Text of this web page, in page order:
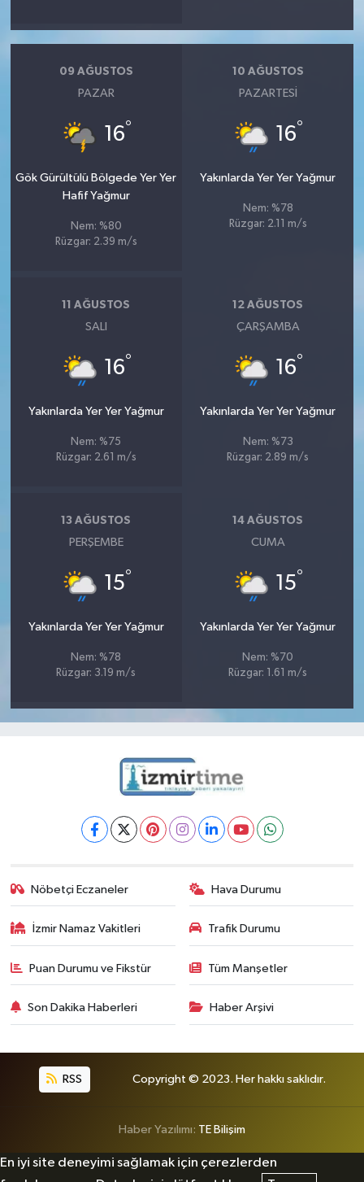
09 AĞUSTOS
PAZAR
16°
Gök Gürültülü Bölgede Yer Yer
Hafif Yağmur
Nem: %80
Rüzgar: 2.39 m/s
10 AĞUSTOS
PAZARTESI
16°
Yakınlarda Yer Yer Yağmur
Nem: %78
Rüzgar: 2.11 m/s
11 AĞUSTOS
SALI
16°
Yakınlarda Yer Yer Yağmur
Nem: %75
Rüzgar: 2.61 m/s
12 AĞUSTOS
ÇARŞAMBA
16°
Yakınlarda Yer Yer Yağmur
Nem: %73
Rüzgar: 2.89 m/s
13 AĞUSTOS
PERŞEMBE
15°
Yakınlarda Yer Yer Yağmur
Nem: %78
Rüzgar: 3.19 m/s
14 AĞUSTOS
CUMA
15°
Yakınlarda Yer Yer Yağmur
Nem: %70
Rüzgar: 1.61 m/s
Nöbetçi Eczaneler Hava Durumu
İzmir Namaz Vakitleri Trafik Durumu
Puan Durumu ve Fikstür Tüm Manşetler
Son Dakika Haberleri Haber Arşivi
RSS Copyright © 2023. Her hakkı saklıdır.
Haber Yazılımı: TE Bilişim
En iyi site deneyimi sağlamak için çerezlerden